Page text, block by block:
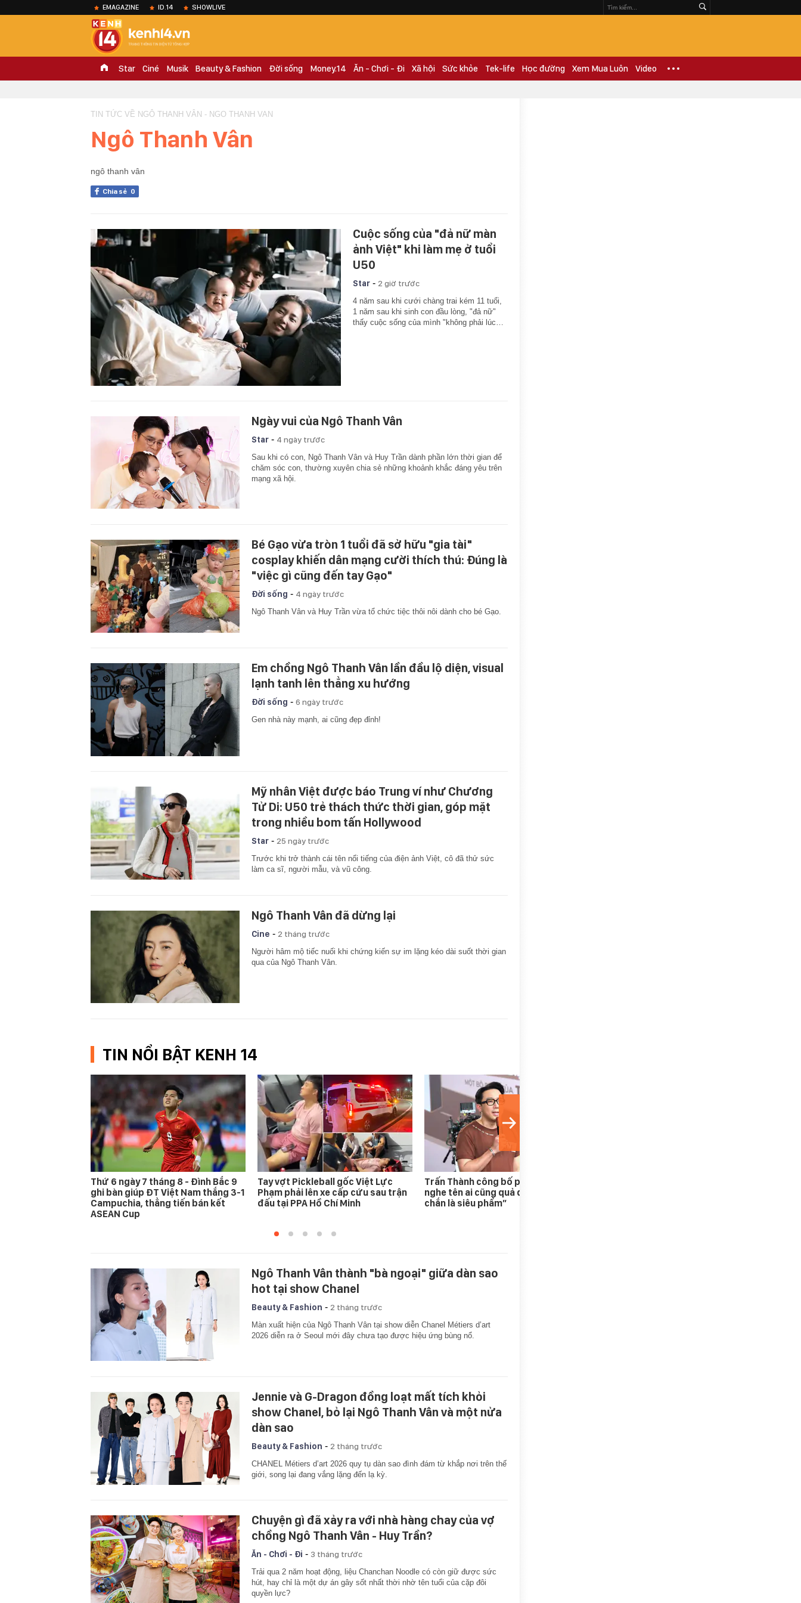
EMAGAZINE ID.14 SHOWLIVE
Star Ciné Musik Beauty & Fashion Đời sống Money.14 Ăn - Chơi - Đi Xã hội Sức khỏe Tek-life Học đường Xem Mua Luôn Video
TIN TỨC VỀ NGÔ THANH VÂN - NGO THANH VAN
Ngô Thanh Vân
ngô thanh vân
Chia sẻ 0
Cuộc sống của "đả nữ màn
ảnh Việt" khi làm mẹ ở tuổi
U50
Star - 2 giờ trước
4 năm sau khi cưới chàng trai kém 11 tuổi,
1 năm sau khi sinh con đầu lòng, "đả nữ"
thấy cuộc sống của mình "không phải lúc…
Ngày vui của Ngô Thanh Vân
Star - 4 ngày trước
Sau khi có con, Ngô Thanh Vân và Huy Trần dành phần lớn thời gian để
chăm sóc con, thường xuyên chia sẻ những khoảnh khắc đáng yêu trên
mạng xã hội.
Bé Gạo vừa tròn 1 tuổi đã sở hữu "gia tài"
cosplay khiến dân mạng cười thích thú: Đúng là
"việc gì cũng đến tay Gạo"
Đời sống - 4 ngày trước
Ngô Thanh Vân và Huy Trần vừa tổ chức tiệc thôi nôi dành cho bé Gạo.
Em chồng Ngô Thanh Vân lần đầu lộ diện, visual
lạnh tanh lên thẳng xu hướng
Đời sống - 6 ngày trước
Gen nhà này mạnh, ai cũng đẹp đỉnh!
Mỹ nhân Việt được báo Trung ví như Chương
Tử Di: U50 trẻ thách thức thời gian, góp mặt
trong nhiều bom tấn Hollywood
Star - 25 ngày trước
Trước khi trở thành cái tên nổi tiếng của điện ảnh Việt, cô đã thử sức
làm ca sĩ, người mẫu, và vũ công.
Ngô Thanh Vân đã dừng lại
Cine - 2 tháng trước
Người hâm mộ tiếc nuối khi chứng kiến sự im lặng kéo dài suốt thời gian
qua của Ngô Thanh Vân.
TIN NỔI BẬT KENH 14
Thứ 6 ngày 7 tháng 8 - Đình Bắc 9
ghi bàn giúp ĐT Việt Nam thắng 3-1
Campuchia, thẳng tiến bán kết
ASEAN Cup
Tay vợt Pickleball gốc Việt Lực
Phạm phải lên xe cấp cứu sau trận
đấu tại PPA Hồ Chí Minh
Trấn Thành công bố phim Tết 2027,
nghe tên ai cũng quả quyết “chắc
chắn là siêu phẩm”
Ngô Thanh Vân thành "bà ngoại" giữa dàn sao
hot tại show Chanel
Beauty & Fashion - 2 tháng trước
Màn xuất hiện của Ngô Thanh Vân tại show diễn Chanel Métiers d’art
2026 diễn ra ở Seoul mới đây chưa tạo được hiệu ứng bùng nổ.
Jennie và G-Dragon đồng loạt mất tích khỏi
show Chanel, bỏ lại Ngô Thanh Vân và một nửa
dàn sao
Beauty & Fashion - 2 tháng trước
CHANEL Métiers d’art 2026 quy tụ dàn sao đình đám từ khắp nơi trên thế
giới, song lại đang vắng lặng đến lạ kỳ.
Chuyện gì đã xảy ra với nhà hàng chay của vợ
chồng Ngô Thanh Vân - Huy Trần?
Ăn - Chơi - Đi - 3 tháng trước
Trải qua 2 năm hoạt động, liệu Chanchan Noodle có còn giữ được sức
hút, hay chỉ là một dự án gây sốt nhất thời nhờ tên tuổi của cặp đôi
quyền lực?